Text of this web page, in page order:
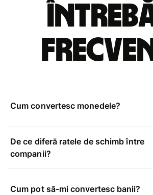
Cum convertesc monedele?
De ce diferă ratele de schimb între
companii?
Cum pot să-mi convertesc banii?